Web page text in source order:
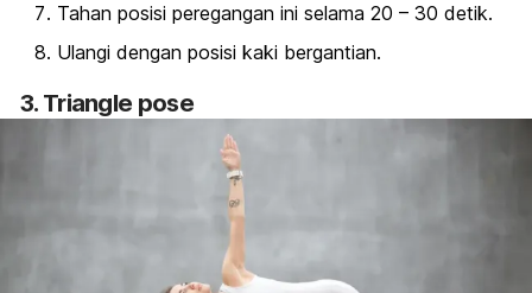
Tahan posisi peregangan ini selama 20 – 30 detik.
Ulangi dengan posisi kaki bergantian.
3. Triangle pose